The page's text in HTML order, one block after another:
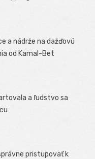
a nádrže na dažďovú
od Kamal-Bet
a ľudstvo sa
pristupovať k